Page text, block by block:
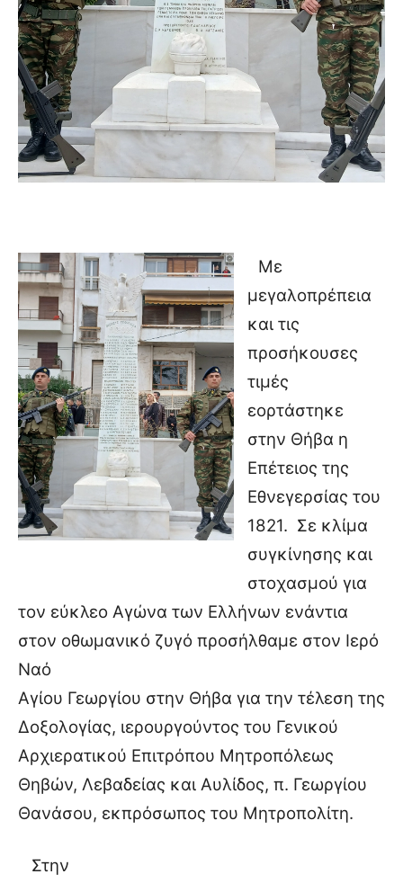
Με
μεγαλοπρέπεια
και τις
προσήκουσες
τιμές
εορτάστηκε
στην Θήβα η
Επέτειος της
Εθνεγερσίας του
1821. Σε κλίμα
συγκίνησης και
στοχασμού για
τον εύκλεο Αγώνα των Ελλήνων ενάντια
στον οθωμανικό ζυγό προσήλθαμε στον Ιερό
Ναό
Αγίου Γεωργίου στην Θήβα για την τέλεση της
Δοξολογίας, ιερουργούντος του Γενικού
Αρχιερατικού Επιτρόπου Μητροπόλεως
Θηβών, Λεβαδείας και Αυλίδος, π. Γεωργίου
Θανάσου, εκπρόσωπος του Μητροπολίτη.
Στην